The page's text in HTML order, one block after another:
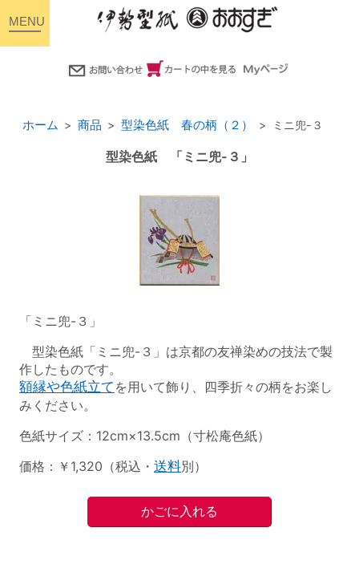
ホーム 商品 型染色紙 春の柄（２） ミニ兜-３
型染色紙 「ミニ兜-３」
「ミニ兜-３」
型染色紙「ミニ兜-３」は京都の友禅染めの技法で製
作したものです。
額縁や色紙立て を用いて飾り、四季折々の柄をお楽し
みください。
色紙サイズ：12cm×13.5cm（寸松庵色紙）
価格：￥1,320（税込・ 送料別）
toggle
navigation